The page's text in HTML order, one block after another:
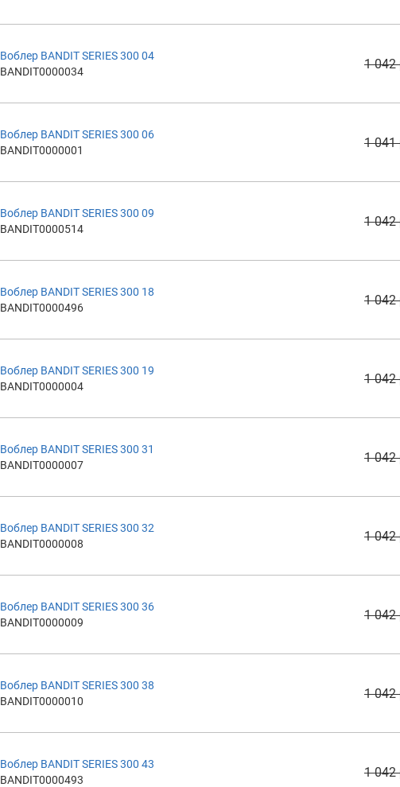
Воблер BANDIT SERIES 300 04
BANDIT0000034
1 042
Воблер BANDIT SERIES 300 06
BANDIT0000001
1 041
Воблер BANDIT SERIES 300 09
BANDIT0000514
1 042
Воблер BANDIT SERIES 300 18
BANDIT0000496
1 042
Воблер BANDIT SERIES 300 19
BANDIT0000004
1 042
Воблер BANDIT SERIES 300 31
BANDIT0000007
1 042
Воблер BANDIT SERIES 300 32
BANDIT0000008
1 042
Воблер BANDIT SERIES 300 36
BANDIT0000009
1 042
Воблер BANDIT SERIES 300 38
BANDIT0000010
1 042
Воблер BANDIT SERIES 300 43
BANDIT0000493
1 042